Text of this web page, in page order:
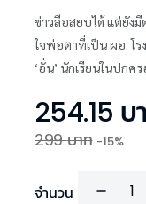
ข่าวลือสยบได้ แต่ยังมี
ใจพ่อตาที่เป็น ผอ. โ
‘อั๋น’ นักเรียนในปกคร
254.15 บ
299บาท -15%
จำนวน